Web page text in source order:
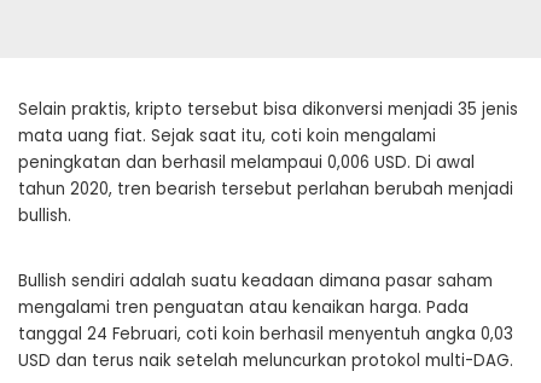
Selain praktis, kripto tersebut bisa dikonversi menjadi 35 jenis
mata uang fiat. Sejak saat itu, coti koin mengalami
peningkatan dan berhasil melampaui 0,006 USD. Di awal
tahun 2020, tren bearish tersebut perlahan berubah menjadi
bullish.
Bullish sendiri adalah suatu keadaan dimana pasar saham
mengalami tren penguatan atau kenaikan harga. Pada
tanggal 24 Februari, coti koin berhasil menyentuh angka 0,03
USD dan terus naik setelah meluncurkan protokol multi-DAG.